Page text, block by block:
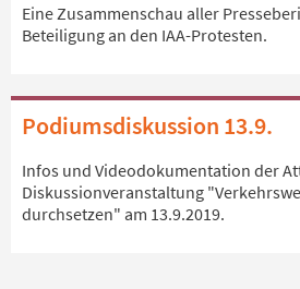
Eine Zusammenschau aller
Beteiligung an den IAA-Protesten.
Podiumsdiskussion 13.9.
Infos und Videodokumentation der
Diskussionveranstaltung
durchsetzen" am 13.9.2019.